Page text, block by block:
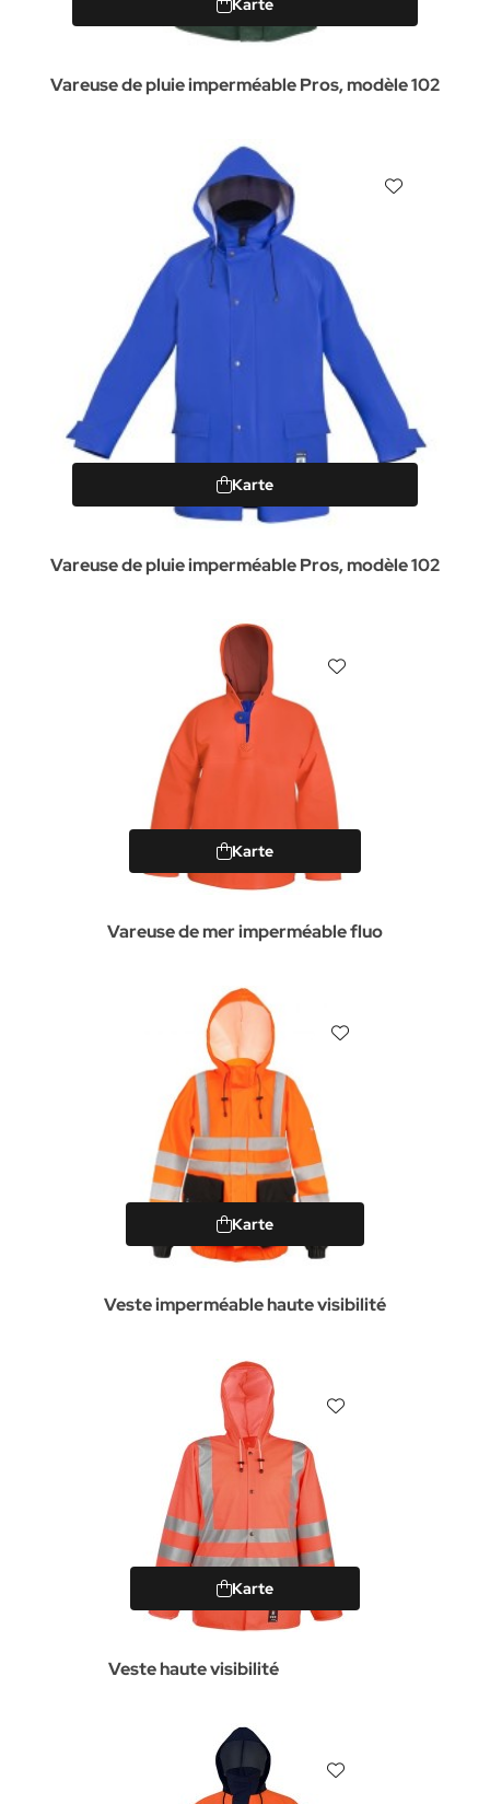
Karte
Vareuse de pluie imperméable Pros, modèle 102
Karte
Vareuse de pluie imperméable Pros, modèle 102
Karte
Vareuse de mer imperméable fluo
Karte
Veste imperméable haute visibilité
Karte
Veste haute visibilité